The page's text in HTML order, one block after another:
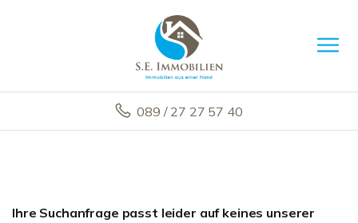
089 / 27 27 57 40
Ihre Suchanfrage passt leider auf keines unserer